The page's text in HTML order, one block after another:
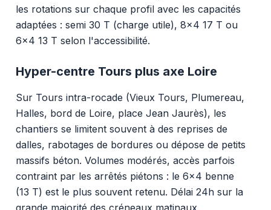
les rotations sur chaque profil avec les capacités
adaptées : semi 30 T (charge utile), 8x4 17 T ou
6x4 13 T selon l'accessibilité.
Hyper-centre Tours plus axe Loire
Sur Tours intra-rocade (Vieux Tours, Plumereau,
Halles, bord de Loire, place Jean Jaurès), les
chantiers se limitent souvent à des reprises de
dalles, rabotages de bordures ou dépose de petits
massifs béton. Volumes modérés, accès parfois
contraint par les arrêtés piétons : le 6x4 benne
(13 T) est le plus souvent retenu. Délai 24h sur la
grande majorité des créneaux matinaux.